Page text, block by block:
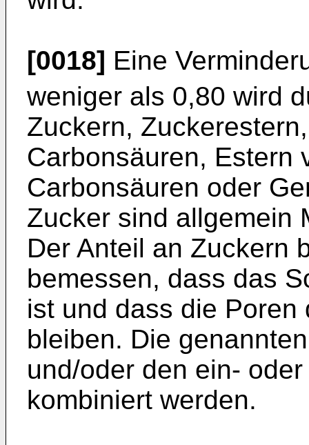
[0018] Eine
weniger als 0,80 wird
Zuckern,
Carbonsäuren, Estern
Carbonsäuren oder
Zucker sind allgemein
Der Anteil an Zuckern
bemessen, dass das
ist und dass die Poren
bleiben. Die
und/oder den ein-
kombiniert werden.